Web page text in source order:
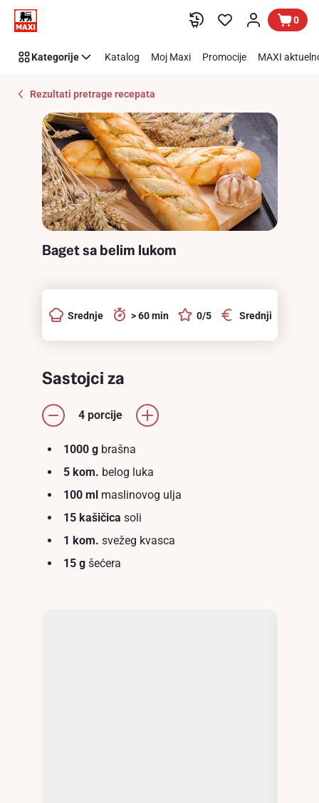
Preskoči link
Recipe
Details
0
Kategorije Katalog Moj Maxi Promocije MAXI
Rezultati pretrage recepata
Baget sa belim lukom
Srednje > 60 min 0/5 Srednji
Sastojci za
4 porcije
1000 gbrašna
5 kom. belоg luka
100 mlmaslinovog ulja
15 kašičica soli
1 kom. svežeg kvasca
15 gšećera